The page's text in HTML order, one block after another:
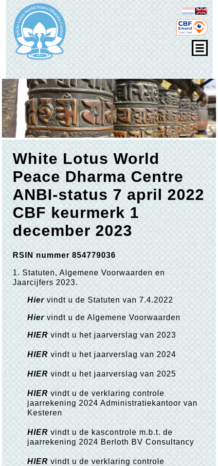
White Lotus World
Peace Dharma Centre
ANBI-status 7 april 2022
CBF keurmerk 1
december 2023
RSIN nummer 854779036
1. Statuten, Algemene Voorwaarden en
Jaarcijfers 2023.
Hier vindt u de Statuten van 7.4.2022
Hier vindt u de Algemene Voorwaarden
HIERvindt u het jaarverslag van 2023
HIER vindt u het jaarverslag van 2024
HIER vindt u het jaarverslag van 2025
HIER vindt u de verklaring controle
jaarrekening 2024 Administratiekantoor van
Kesteren
HIER vindt u de kascontrole m.b.t. de
jaarrekening 2024 Berloth BV Consultancy
HIER vindt u de verklaring controle